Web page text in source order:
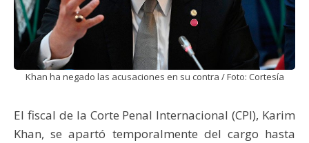
Khan ha negado las acusaciones en su contra / Foto: Cortesía
El fiscal de la Corte Penal Internacional (CPI), Karim
Khan, se apartó temporalmente del cargo hasta